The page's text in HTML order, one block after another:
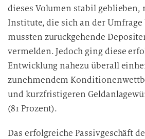
dieses Volumen stabil geblieben,
Institute, die sich an der
mussten zurückgehende
vermelden. Jedoch ging diese
Entwicklung nahezu überall
zunehmendem
und kurzfristigeren
(81 Prozent).
Das erfolgreiche Passivgeschäft